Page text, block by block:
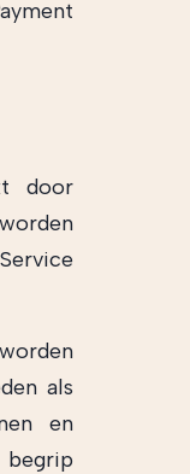
door
als
en